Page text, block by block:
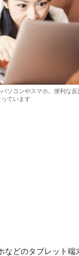
ソコンやスマホ。便利な反
ています
どのタブレット端